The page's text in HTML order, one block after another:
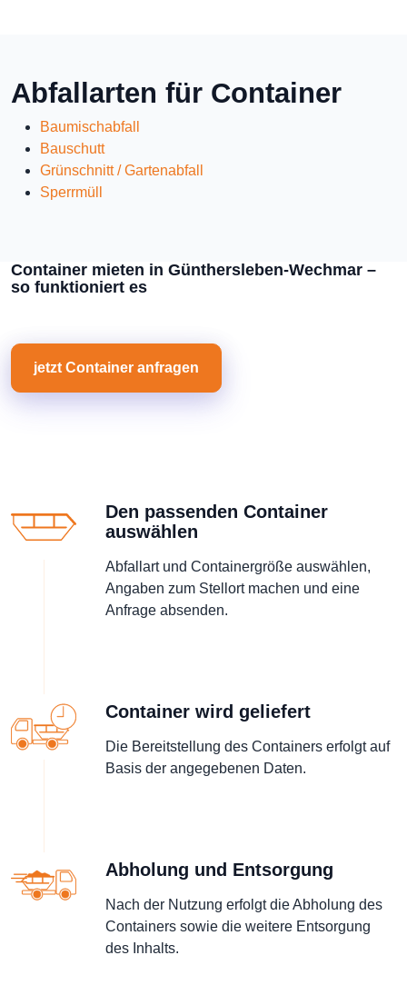
Abfallarten für Container
Baumischabfall
Bauschutt
Grünschnitt / Gartenabfall
Sperrmüll
Container mieten in Günthersleben-Wechmar –
so funktioniert es
jetzt Container anfragen
Den passenden Container
auswählen
Abfallart und Containergröße auswählen,
Angaben zum Stellort machen und eine
Anfrage absenden.
Container wird geliefert
Die Bereitstellung des Containers erfolgt auf
Basis der angegebenen Daten.
Abholung und Entsorgung
Nach der Nutzung erfolgt die Abholung des
Containers sowie die weitere Entsorgung
des Inhalts.